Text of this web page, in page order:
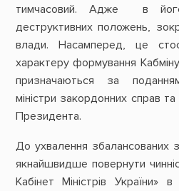
тимчасовий. Адже в
деструктивних положень,
влади. Насамперед, це
характеру формування
призначаються за
міністри закордонних справ
Президента.
До ухвалення збалансованих
якнайшвидше повернути
Кабінет Міністрів України»